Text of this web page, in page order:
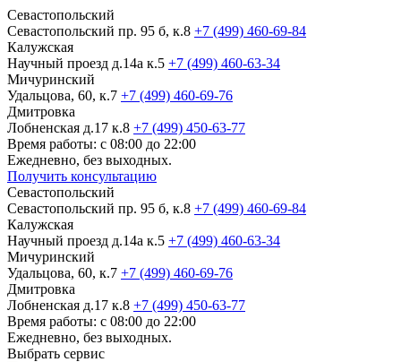
Севастопольский
Севастопольский пр. 95 б, к.8 +7 (499) 460-69-84
Калужская
Научный проезд д.14а к.5 +7 (499) 460-63-34
Мичуринский
Удальцова, 60, к.7 +7 (499) 460-69-76
Дмитровка
Лобненская д.17 к.8 +7 (499) 450-63-77
Время работы: с 08:00 до 22:00
Ежедневно, без выходных.
Получить консультацию
Севастопольский
Севастопольский пр. 95 б, к.8 +7 (499) 460-69-84
Калужская
Научный проезд д.14а к.5 +7 (499) 460-63-34
Мичуринский
Удальцова, 60, к.7 +7 (499) 460-69-76
Дмитровка
Лобненская д.17 к.8 +7 (499) 450-63-77
Время работы: с 08:00 до 22:00
Ежедневно, без выходных.
Выбрать сервис